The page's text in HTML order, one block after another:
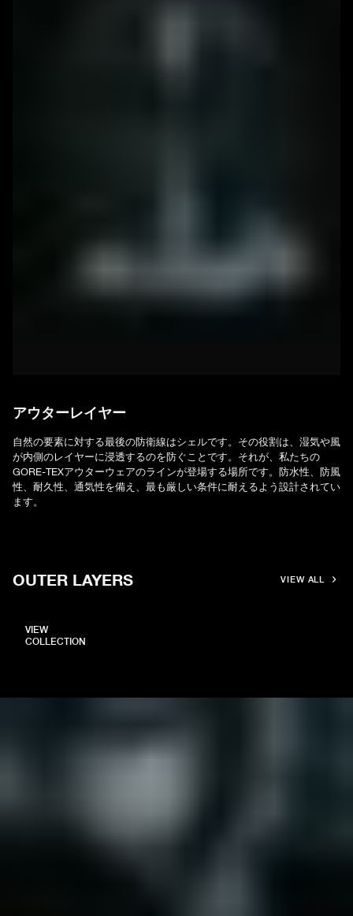
アウターレイヤー
自然の要素に対する最後の防衛線はシェルです。その役割は、湿気や風
が内側のレイヤーに浸透するのを防ぐことです。それが、私たちの
GORE-TEXアウターウェアのラインが登場する場所です。防水性、防風
性、耐久性、通気性を備え、最も厳しい条件に耐えるよう設計されてい
ます。
OUTER LAYERS VIEW ALL
VIEW
COLLECTION